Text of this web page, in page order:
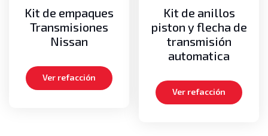
Kit de empaques
Transmisiones
Nissan
Ver refacción
Kit de anillos
piston y flecha de
transmisión
automatica
Ver refacción